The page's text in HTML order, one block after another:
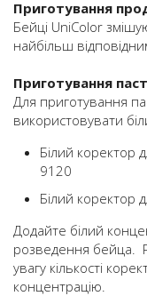
Приготування
Бейці UniColor
найбільш
Приготування
Для приготування
використовувати
Білий коректор
9120
Білий коректор
Додайте білий
розведення бейца.
увагу кількості
концентрацію.